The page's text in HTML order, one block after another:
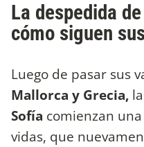
La despedida
cómo siguen
Luego de pasar sus
Mallorca y Grecia,
Sofía comienzan
vidas, que